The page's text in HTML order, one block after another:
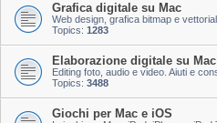
Grafica digitale su Mac
Web design, grafica bitmap e
Topics: 1283
Elaborazione digitale su Mac
Editing foto, audio e video. Aiuti e
Topics: 3488
Giochi per Mac e iOS